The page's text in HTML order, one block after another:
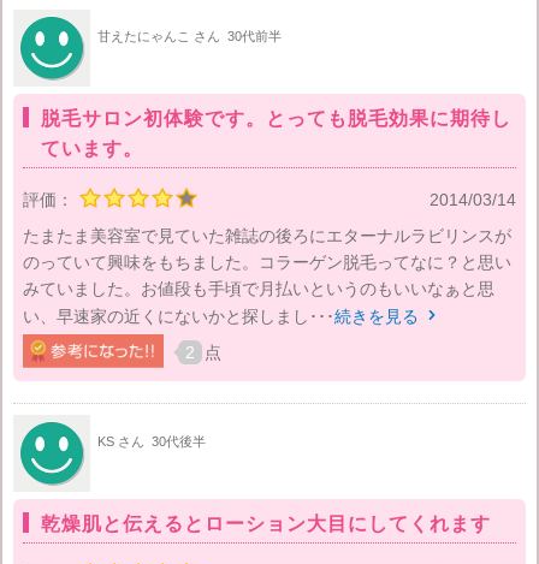
甘えたにゃんこ さん 30代前半
脱毛サロン初体験です。とっても脱毛効果に期待し
ています。
評価：
2014/03/14
たまたま美容室で見ていた雑誌の後ろにエターナルラビリンスが
のっていて興味をもちました。コラーゲン脱毛ってなに？と思い
みていました。お値段も手頃で月払いというのもいいなぁと思
い、早速家の近くにないかと探しまし･･･続きを見る 
2 点
KS さん 30代後半
乾燥肌と伝えるとローション大目にしてくれます